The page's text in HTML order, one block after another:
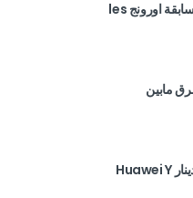
POEST الرابحين في مسابقة اورونج les
تاليفون تحفون ب 699 دينار Huawei Y